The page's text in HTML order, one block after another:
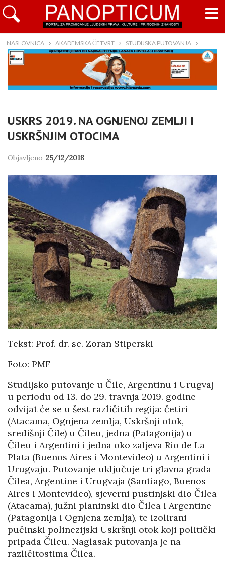
NASLOVNICA AKADEMSKA ČETVRT STUDIJSKA PUTOVANJA
USKRS 2019. NA OGNJENOJ ZEMLJI I
USKRŠNJIM OTOCIMA
Objavljeno 25/12/2018
Tekst: Prof. dr. sc. Zoran Stiperski
Foto: PMF
Studijsko putovanje u Čile, Argentinu i Urugvaj
u periodu od 13. do 29. travnja 2019. godine
odvijat će se u šest različitih regija: četiri
(Atacama, Ognjena zemlja, Uskršnji otok,
središnji Čile) u Čileu, jedna (Patagonija) u
Čileu i Argentini i jedna oko zaljeva Rio de La
Plata (Buenos Aires i Montevideo) u Argentini i
Urugvaju. Putovanje uključuje tri glavna grada
Čilea, Argentine i Urugvaja (Santiago, Buenos
Aires i Montevideo), sjeverni pustinjski dio Čilea
(Atacama), južni planinski dio Čilea i Argentine
(Patagonija i Ognjena zemlja), te izolirani
pučinski polinezijski Uskršnji otok koji politički
pripada Čileu. Naglasak putovanja je na
različitostima Čilea.